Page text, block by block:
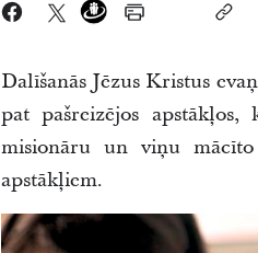
Dalīšanās Jēzus Kristus
pat pašreizējos
misionāru un viņu
apstākļiem.